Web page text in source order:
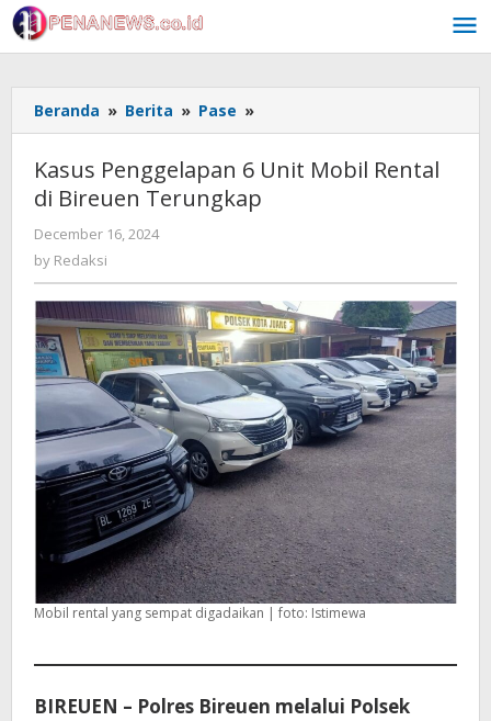
Skip
to
content
Beranda » Berita » Pase »
Penggelapan
Unit
Mobil
Kasus Penggelapan 6 Unit Mobil Rental
di Bireuen Terungkap
December 16, 2024
by Redaksi
Mobil rental yang sempat digadaikan | foto: Istimewa
BIREUEN – Polres Bireuen melalui Polsek